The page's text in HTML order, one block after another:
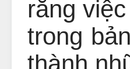
rằng
trong
thành